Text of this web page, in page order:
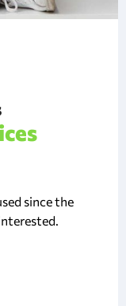
since the